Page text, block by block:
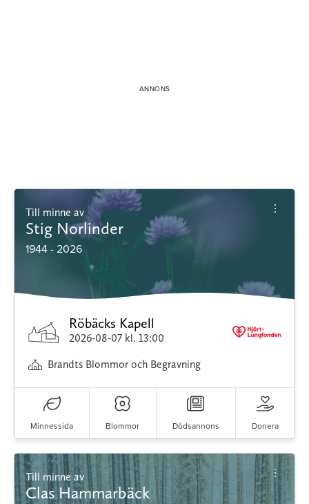
Till minne av
Stig Norlinder
1944 - 2026
Röbäcks Kapell
2026-08-07 kl. 13:00
Brandts Blommor och Begravning
Minnessida Blommor Dödsannons Donera
Till minne av
Clas Hammarbäck